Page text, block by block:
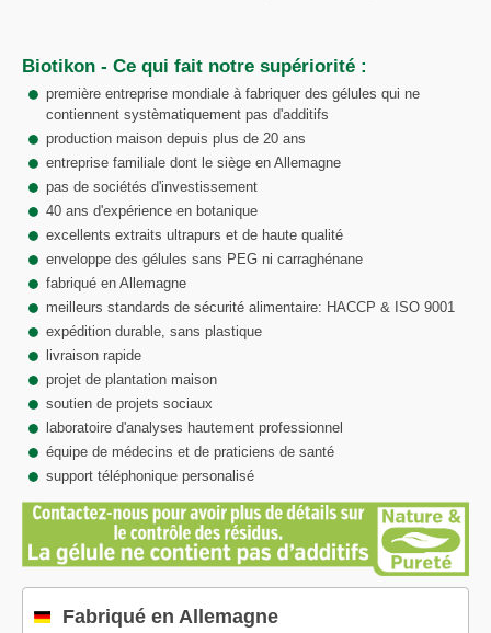
Biotikon - Ce qui fait notre supériorité :
première entreprise mondiale à fabriquer des gélules qui ne
contiennent systèmatiquement pas d'additifs
production maison depuis plus de 20 ans
entreprise familiale dont le siège en Allemagne
pas de sociétés d'investissement
40 ans d'expérience en botanique
excellents extraits ultrapurs et de haute qualité
enveloppe des gélules sans PEG ni carraghénane
fabriqué en Allemagne
meilleurs standards de sécurité alimentaire: HACCP & ISO 9001
expédition durable, sans plastique
livraison rapide
projet de plantation maison
soutien de projets sociaux
laboratoire d'analyses hautement professionnel
équipe de médecins et de praticiens de santé
support téléphonique personalisé
Fabriqué en Allemagne